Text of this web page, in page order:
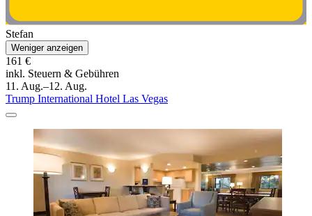
Stefan
Weniger anzeigen
161 €
inkl. Steuern & Gebühren
11. Aug.–12. Aug.
Trump International Hotel Las Vegas